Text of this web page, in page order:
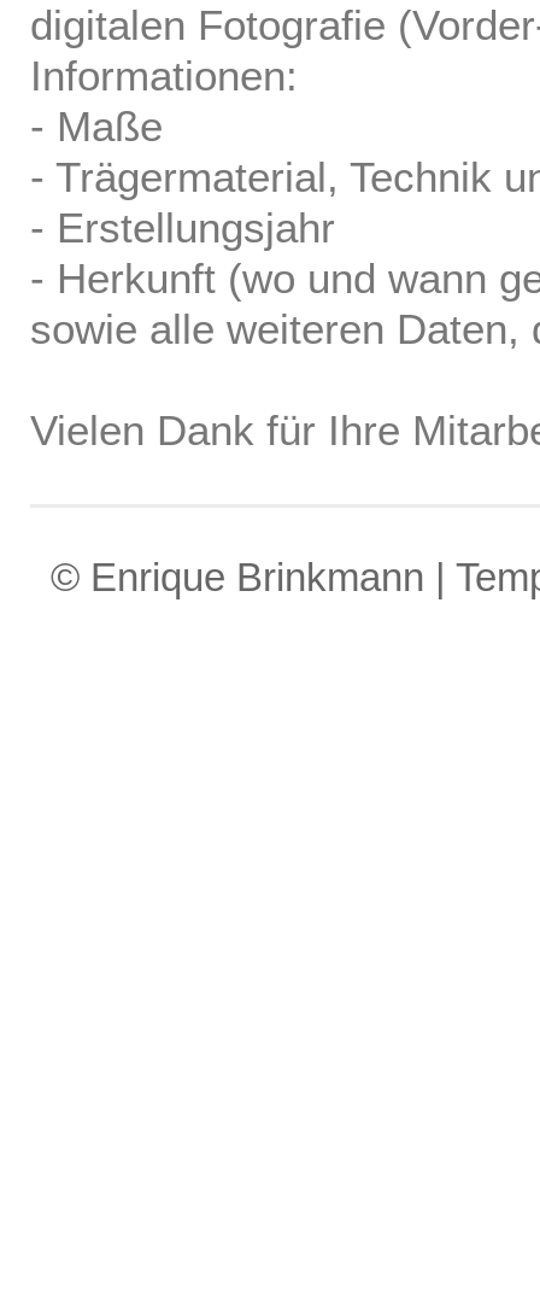
digitalen Fotografie
Informationen:
- Maße
- Trägermaterial, Technik
- Erstellungsjahr
- Herkunft (wo und wann
sowie alle weiteren
Vielen Dank für Ihre
© Enrique Brinkmann |